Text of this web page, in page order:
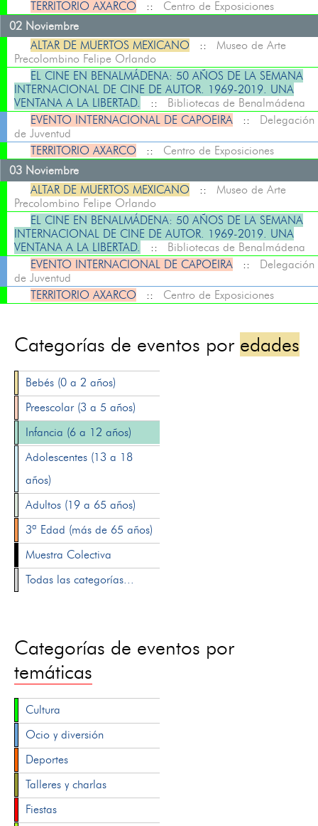
TERRITORIO AXARCO :: Centro de Exposiciones
02 Noviembre
ALTAR DE MUERTOS MEXICANO :: Museo de Arte
Precolombino Felipe Orlando
EL CINE EN BENALMÁDENA: 50 AÑOS DE LA SEMANA
INTERNACIONAL DE CINE DE AUTOR. 1969-2019. UNA
VENTANA A LA LIBERTAD.
:: Bibliotecas de Benalmádena
EVENTO INTERNACIONAL DE CAPOEIRA :: Delegación
de Juventud
TERRITORIO AXARCO :: Centro de Exposiciones
03 Noviembre
ALTAR DE MUERTOS MEXICANO :: Museo de Arte
Precolombino Felipe Orlando
EL CINE EN BENALMÁDENA: 50 AÑOS DE LA SEMANA
INTERNACIONAL DE CINE DE AUTOR. 1969-2019. UNA
VENTANA A LA LIBERTAD.
:: Bibliotecas de Benalmádena
EVENTO INTERNACIONAL DE CAPOEIRA :: Delegación
de Juventud
TERRITORIO AXARCO :: Centro de Exposiciones
Categorías de eventos por edades
Bebés (0 a 2 años)
Preescolar (3 a 5 años)
Infancia (6 a 12 años)
Adolescentes (13 a 18
años)
Adultos (19 a 65 años)
3ª Edad (más de 65 años)
Muestra Colectiva
Todas las categorías...
Categorías de eventos por
temáticas
Cultura
Ocio y diversión
Deportes
Talleres y charlas
Fiestas